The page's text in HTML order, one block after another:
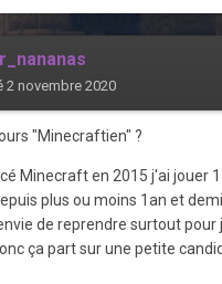
2 novembre 2020
"Minecraftien" ?
Minecraft en 2015 j'ai jouer
plus ou moins 1an et
de reprendre surtout pour
ça part sur une petite